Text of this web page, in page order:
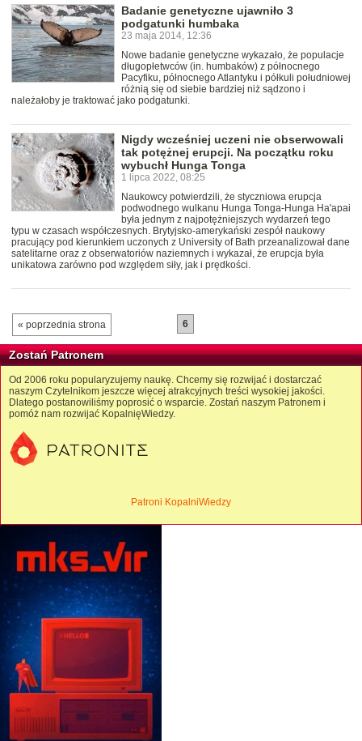
Badanie genetyczne ujawniło 3
podgatunki humbaka
23 maja 2014, 12:36
Nowe badanie genetyczne wykazało, że populacje
długopłetwców (in. humbaków) z północnego
Pacyfiku, północnego Atlantyku i półkuli południowej
różnią się od siebie bardziej niż sądzono i
należałoby je traktować jako podgatunki.
Nigdy wcześniej uczeni nie obserwowali
tak potężnej erupcji. Na początku roku
wybuchł Hunga Tonga
1 lipca 2022, 08:25
Naukowcy potwierdzili, że styczniowa erupcja
podwodnego wulkanu Hunga Tonga-Hunga Ha'apai
była jednym z najpotężniejszych wydarzeń tego
typu w czasach współczesnych. Brytyjsko-amerykański zespół naukowy
pracujący pod kierunkiem uczonych z University of Bath przeanalizował dane
satelitarne oraz z obserwatoriów naziemnych i wykazał, że erupcja była
unikatowa zarówno pod względem siły, jak i prędkości.
« poprzednia strona 6
Zostań Patronem
Od 2006 roku popularyzujemy naukę. Chcemy się rozwijać i dostarczać
naszym Czytelnikom jeszcze więcej atrakcyjnych treści wysokiej jakości.
Dlatego postanowiliśmy poprosić o wsparcie. Zostań naszym Patronem i
pomóż nam rozwijać KopalnięWiedzy.
Patroni KopalniWiedzy